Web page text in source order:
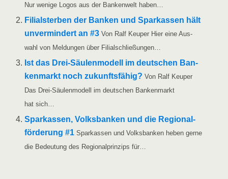
Nur weni­ge Logos aus der Ban­ken­welt haben…
Fili­alster­ben der Ban­ken und Spar­kas­sen hält
unver­min­dert an #3 Von Ralf Keu­per Hier eine Aus­
wahl von Mel­dun­gen über Filialschließungen…
Ist das Drei-Säu­­len­­mo­­dell im deut­schen Ban­
ken­markt noch zukunfts­fä­hig? Von Ralf Keu­per
Das Drei-Säu­­len­­mo­­dell im deut­schen Ban­ken­markt
hat sich…
Spar­kas­sen, Volks­ban­ken und die Regio­nal­
för­de­rung #1 Spar­kas­sen und Volks­ban­ken heben ger­ne
die Bedeu­tung des Regio­nal­prin­zips für…